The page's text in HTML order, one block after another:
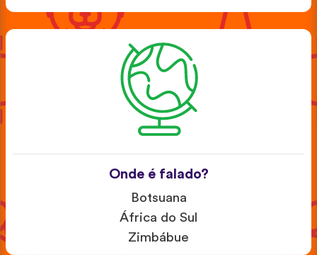
Onde é falado?
Botsuana
África do Sul
Zimbábue